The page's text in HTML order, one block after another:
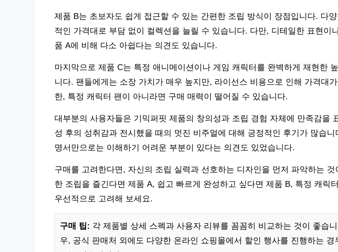
제품 B는 초보자도 쉽게 접근할 수 있는 간편한 조립 방식이 장점입니다. 다
적인 가격대로 부담 없이 컬렉션을 늘릴 수 있습니다. 다만, 디테일한 표현이
품 A에 비해 다소 아쉽다는 의견도 있습니다.
마지막으로 제품 C는 특정 애니메이션이나 게임 캐릭터를 완벽하게 재현한
니다. 팬들에게는 소장 가치가 매우 높지만, 라이선스 비용으로 인해 가격대
한, 특정 캐릭터 팬이 아니라면 구매 매력이 떨어질 수 있습니다.
대부분의 사용자들은 기믹퍼핏 제품의 창의성과 조립 경험 자체에 만족감을
성 후의 성취감과 전시했을 때의 멋진 비주얼에 대해 긍정적인 후기가 많습니
명서만으로는 이해하기 어려운 부분이 있다는 의견도 있었습니다.
구매를 고려한다면, 자신의 조립 실력과 선호하는 디자인을 먼저 파악하는
한 조립을 즐긴다면 제품 A, 쉽고 빠르게 완성하고 싶다면 제품 B, 특정 캐릭
우선적으로 고려해 보세요.
구매 팁: 각 제품별 상세 스펙과 사용자 리뷰를 꼼꼼히 비교하는 것이 좋습
우, 공식 판매처 외에도 다양한 온라인 쇼핑몰에서 할인 행사를 진행하는 경